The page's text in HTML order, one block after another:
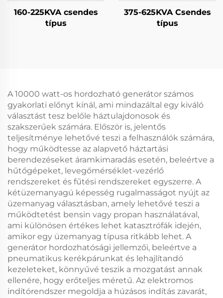
160-225KVA csendes
típus
375-625KVA Csendes
típus
A 10000 watt-os hordozható generátor számos
gyakorlati előnyt kínál, ami mindazáltal egy kiváló
választást tesz belőle háztulajdonosok és
szakszerűek számára. Először is, jelentős
teljesítménye lehetővé teszi a felhasználók számára,
hogy működtesse az alapvető háztartási
berendezéseket áramkimaradás esetén, beleértve a
hűtőgépeket, levegőmérséklet-vezérlő
rendszereket és fűtési rendszereket egyszerre. A
kétüzemanyagú képesség rugalmasságot nyújt az
üzemanyag választásban, amely lehetővé teszi a
működtetést bensin vagy propan használatával,
ami különösen értékes lehet katasztrófák idején,
amikor egy üzemanyag típusa ritkább lehet. A
generátor hordozhatósági jellemzői, beleértve a
pneumatikus kerékpárunkat és lehajlítandó
kezeleteket, könnyűvé teszik a mozgatást annak
ellenére, hogy erőteljes méretű. Az elektromos
indítórendszer megoldja a húzásos indítás zavarát,